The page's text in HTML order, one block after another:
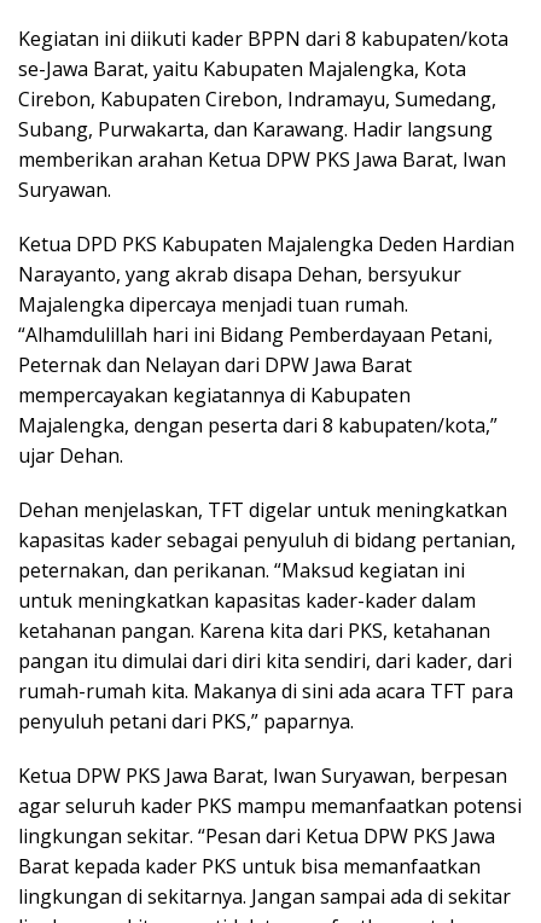
Kegiatan ini diikuti kader BPPN dari 8 kabupaten/kota
se-Jawa Barat, yaitu Kabupaten Majalengka, Kota
Cirebon, Kabupaten Cirebon, Indramayu, Sumedang,
Subang, Purwakarta, dan Karawang. Hadir langsung
memberikan arahan Ketua DPW PKS Jawa Barat, Iwan
Suryawan.
Ketua DPD PKS Kabupaten Majalengka Deden Hardian
Narayanto, yang akrab disapa Dehan, bersyukur
Majalengka dipercaya menjadi tuan rumah.
“Alhamdulillah hari ini Bidang Pemberdayaan Petani,
Peternak dan Nelayan dari DPW Jawa Barat
mempercayakan kegiatannya di Kabupaten
Majalengka, dengan peserta dari 8 kabupaten/kota,”
ujar Dehan.
Dehan menjelaskan, TFT digelar untuk meningkatkan
kapasitas kader sebagai penyuluh di bidang pertanian,
peternakan, dan perikanan. “Maksud kegiatan ini
untuk meningkatkan kapasitas kader-kader dalam
ketahanan pangan. Karena kita dari PKS, ketahanan
pangan itu dimulai dari diri kita sendiri, dari kader, dari
rumah-rumah kita. Makanya di sini ada acara TFT para
penyuluh petani dari PKS,” paparnya.
Ketua DPW PKS Jawa Barat, Iwan Suryawan, berpesan
agar seluruh kader PKS mampu memanfaatkan potensi
lingkungan sekitar. “Pesan dari Ketua DPW PKS Jawa
Barat kepada kader PKS untuk bisa memanfaatkan
lingkungan di sekitarnya. Jangan sampai ada di sekitar